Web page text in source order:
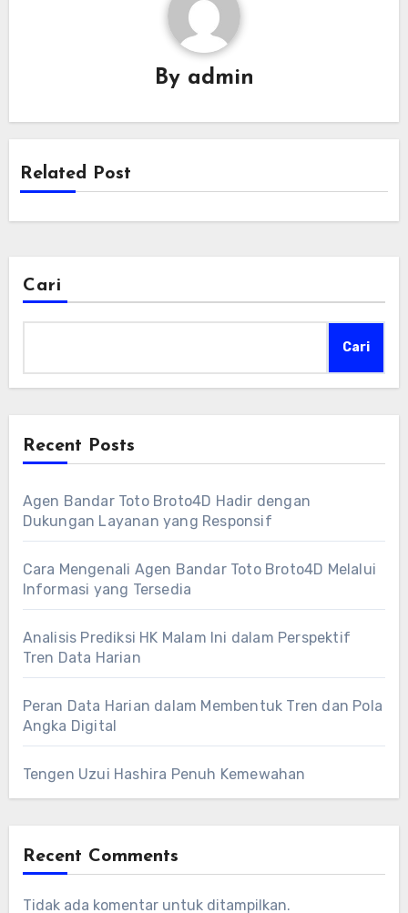
By admin
Related Post
Cari
Cari
Recent Posts
Agen Bandar Toto Broto4D Hadir dengan
Dukungan Layanan yang Responsif
Cara Mengenali Agen Bandar Toto Broto4D Melalui
Informasi yang Tersedia
Analisis Prediksi HK Malam Ini dalam Perspektif
Tren Data Harian
Peran Data Harian dalam Membentuk Tren dan Pola
Angka Digital
Tengen Uzui Hashira Penuh Kemewahan
Recent Comments
Tidak ada komentar untuk ditampilkan.